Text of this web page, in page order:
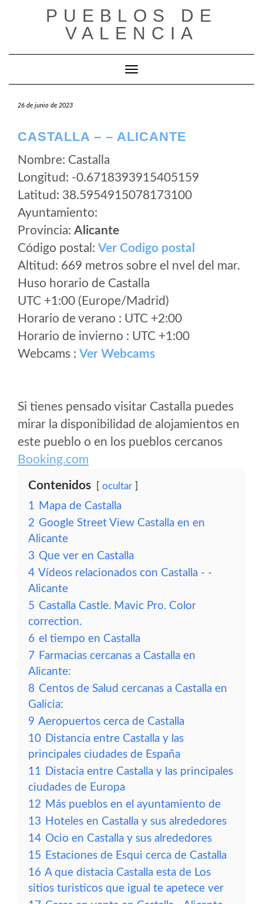
PUEBLOS DE
VALENCIA
Cambiar modo de navegación
26 de junio de 2023
CASTALLA – – ALICANTE
Nombre: Castalla
Longitud: -0.6718393915405159
Latitud: 38.5954915078173100
Ayuntamiento:
Provincia: Alicante
Código postal: Ver Codigo postal
Altitud: 669 metros sobre el nvel del mar.
Huso horario de Castalla
UTC +1:00 (Europe/Madrid)
Horario de verano : UTC +2:00
Horario de invierno : UTC +1:00
Webcams : Ver Webcams
Si tienes pensado visitar Castalla puedes
mirar la disponibilidad de alojamientos en
este pueblo o en los pueblos cercanos
Booking.com
Contenidos ocultar
1 Mapa de Castalla
2 Google Street View Castalla en en
Alicante
3 Que ver en Castalla
4 Vídeos relacionados con Castalla - -
Alicante
5 Castalla Castle. Mavic Pro. Color
correction.
6 el tiempo en Castalla
7 Farmacias cercanas a Castalla en
Alicante:
8 Centos de Salud cercanas a Castalla en
Galicia:
9 Aeropuertos cerca de Castalla
10 Distancia entre Castalla y las
principales ciudades de España
11 Distacia entre Castalla y las principales
ciudades de Europa
12 Más pueblos en el ayuntamiento de
13 Hoteles en Castalla y sus alrededores
14 Ocio en Castalla y sus alrededores
15 Estaciones de Esqui cerca de Castalla
16 A que distacia Castalla esta de Los
sitios turisticos que igual te apetece ver